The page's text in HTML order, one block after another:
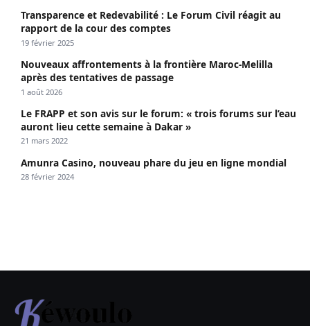
Transparence et Redevabilité : Le Forum Civil réagit au
rapport de la cour des comptes
19 février 2025
Nouveaux affrontements à la frontière Maroc-Melilla
après des tentatives de passage
1 août 2026
Le FRAPP et son avis sur le forum: « trois forums sur l’eau
auront lieu cette semaine à Dakar »
21 mars 2022
Amunra Casino, nouveau phare du jeu en ligne mondial
28 février 2024